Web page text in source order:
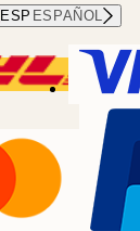
ESP ESPAÑOL